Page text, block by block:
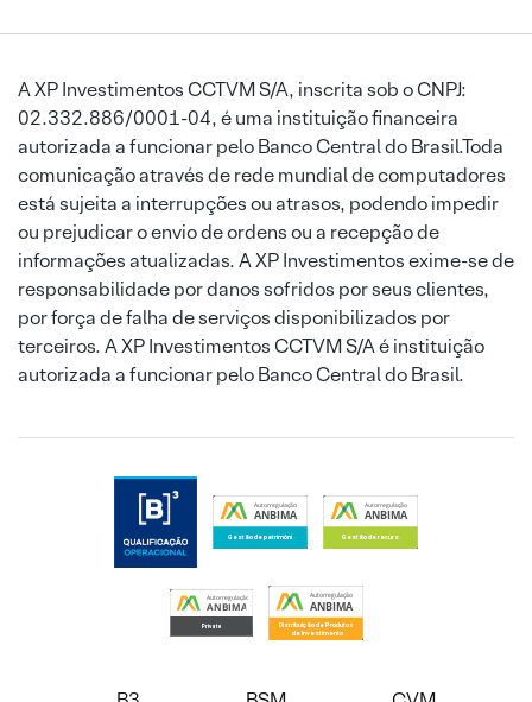
A XP Investimentos CCTVM S/A, inscrita sob o CNPJ:
02.332.886/0001-04, é uma instituição financeira
autorizada a funcionar pelo Banco Central do Brasil.Toda
comunicação através de rede mundial de computadores
está sujeita a interrupções ou atrasos, podendo impedir
ou prejudicar o envio de ordens ou a recepção de
informações atualizadas. A XP Investimentos exime-se de
responsabilidade por danos sofridos por seus clientes,
por força de falha de serviços disponibilizados por
terceiros. A XP Investimentos CCTVM S/A é instituição
autorizada a funcionar pelo Banco Central do Brasil.